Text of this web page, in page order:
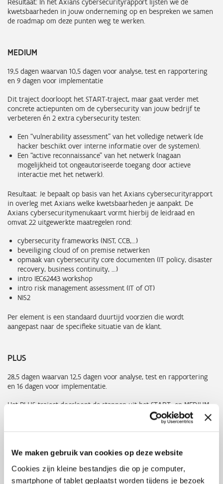
We maken gebruik van cookies op deze website
Cookies zijn kleine bestandjes die op je computer,
smartphone of tablet geplaatst worden tijdens je bezoek
Resultaat: In het Axians cybersecurityrapport lijsten we de
kwetsbaarheden in jouw onderneming op en bespreken we samen
de roadmap om deze punten weg te werken.
MEDIUM
19,5 dagen waarvan 10,5 dagen voor analyse, test en rapportering
en 9 dagen voor implementatie
Dit traject doorloopt het START-traject, maar gaat verder met
concrete actiepunten om de cybersecurity van jouw bedrijf te
verbeteren én 2 extra cybersecurity testen:
Een “vulnerability assessment” van het volledige netwerk (de
hacker beschikt over interne informatie over de systemen).
Een “active reconnaissance” van het netwerk (nagaan
mogelijkheid tot ongeautoriseerde toegang door actieve
interactie met het netwerk).
Resultaat: Je bepaalt op basis van het Axians cybersecurityrapport
in overleg met Axians welke kwetsbaarheden je aanpakt. De
Axians cybersecuritymenukaart vormt hierbij de leidraad en
omvat 22 uitgewerkte maatregelen rond:
cybersecurity frameworks (NIST, CCB,…)
beveiliging cloud of on premise netwerken
opmaak van cybersecurity core documenten (IT policy, disaster
recovery, business continuity, …)
intro IEC62443 workshop
intro risk management assessment (IT of OT)
NIS2
Per element is een standaard duurtijd voorzien die wordt
aangepast naar de specifieke situatie van de klant.
PLUS
28,5 dagen waarvan 12,5 dagen voor analyse, test en rapportering
en 16 dagen voor implementatie.
Het PLUS-traject doorloopt de stappen uit het START- en MEDIUM-
traject, maar biedt 1 bijkomende cybersecurity test:
defensieve cyberbeveiligingsmaatregelen.
Resultaat: Je kiest op basis van het Axians cybersecurityrapport en
de Axians cybersecuritymenukaart specifieke